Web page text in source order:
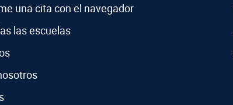
una cita con el navegador
las escuelas